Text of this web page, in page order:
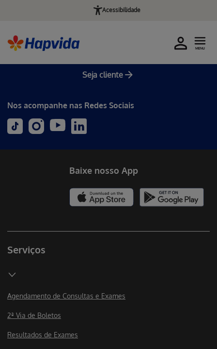
Acessibilidade
Seja cliente
MENU
Nos acompanhe nas Redes Sociais
Serviços
Agendamento de Consultas e Exames
2ª Via de Boletos
Resultados de Exames
Baixe nosso App